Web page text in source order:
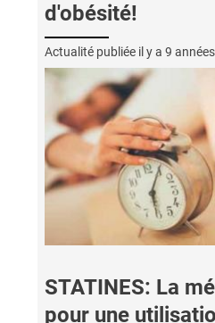
d'obésité!
Actualité publiée il y a 9
STATINES: La
pour une